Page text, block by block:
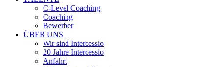
C-Level Coaching
Coaching
Bewerber
ÜBER UNS
Wir sind Intercessio
20 Jahre Intercessio
Anfahrt